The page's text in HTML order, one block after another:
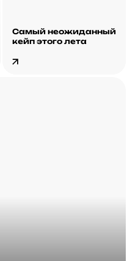
Самый неожиданный
кейп этого лета